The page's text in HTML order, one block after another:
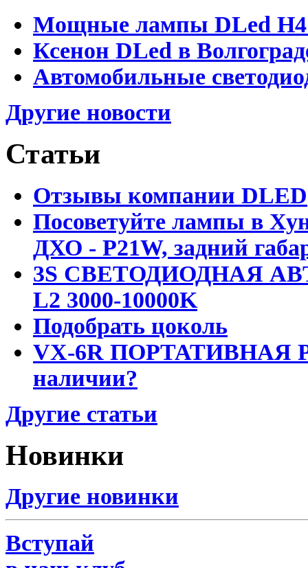
Мощные лампы DLed H4
Ксенон DLed в
Автомобильные
Другие новости
Статьи
Отзывы компании DLED
Посоветуйте лампы в
ДХО - P21W, задний
3S СВЕТОДИОДНАЯ
L2 3000-10000K
Подобрать цоколь
VX-6R ПОРТАТИВНАЯ
наличии?
Другие статьи
Новинки
Другие новинки
Вступай